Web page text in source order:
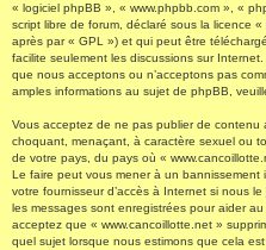
« logiciel phpBB », « www.phpbb.com », «
script libre de forum, déclaré sous la licence «
après par « GPL ») et qui peut être
facilite seulement les discussions sur
que nous acceptons ou n’acceptons pas
amples informations au sujet de phpBB,
Vous acceptez de ne pas publier de contenu
choquant, menaçant, à caractère sexuel ou
de votre pays, du pays où «
Le faire peut vous mener à un
votre fournisseur d’accès à Internet si nous
les messages sont enregistrées pour aider
acceptez que « www.cancoillotte.net »
quel sujet lorsque nous estimons que cela